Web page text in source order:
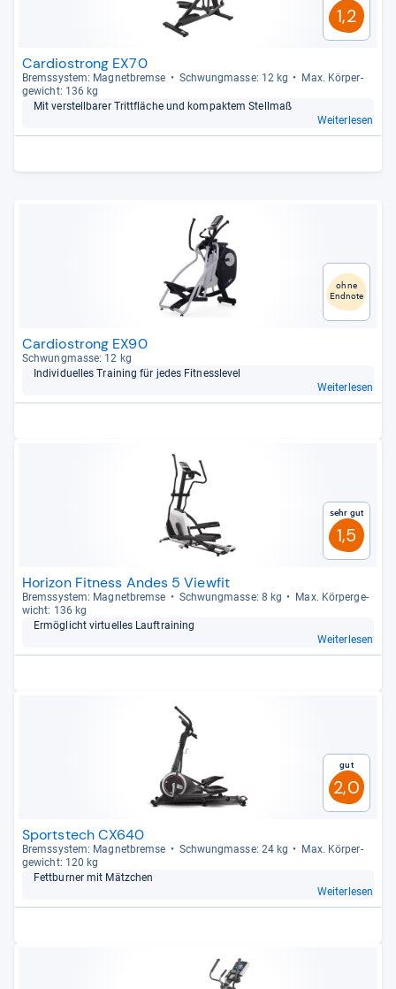
1,2
Cardiostrong EX70
Brems­sys­tem: Magnet­bremse Schwung­masse: 12 kg
Max. Kör­per­
ge­wicht: 136 kg
Mit ver­stell­ba­rer Tritt­flä­che und kom­pak­tem Stell­maß
Weiterlesen
ohne
Endnote
Cardiostrong EX90
Schwung­masse: 12 kg
Indi­vi­du­el­les Trai­ning für jedes Fit­ness­le­vel
Weiterlesen
Sehr gut
1,5
Horizon Fitness Andes 5 Viewfit
Brems­sys­tem: Magnet­bremse Schwung­masse: 8 kg
Max. Kör­per­ge­
wicht: 136 kg
Ermög­licht vir­tu­el­les Lauf­trai­ning
Weiterlesen
Gut
2,0
Sportstech CX640
Brems­sys­tem: Magnet­bremse Schwung­masse: 24 kg
Max. Kör­per­
ge­wicht: 120 kg
Fett­bur­ner mit Mätz­chen
Weiterlesen